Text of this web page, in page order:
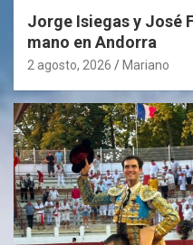
Jorge Isiegas y José
mano en Andorra
2 agosto, 2026 Mariano